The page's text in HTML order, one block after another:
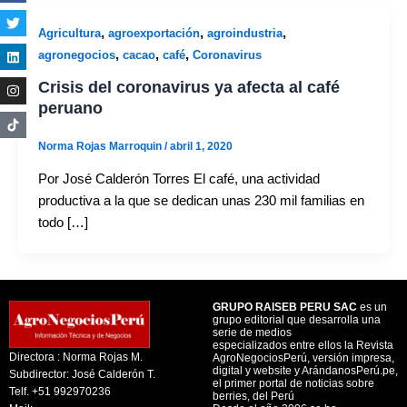
Agricultura, agroexportación, agroindustria,
agronegocios, cacao, café, Coronavirus
Crisis del coronavirus ya afecta al café
peruano
Norma Rojas Marroquin /abril 1, 2020
Por José Calderón Torres El café, una actividad
productiva a la que se dedican unas 230 mil familias en
todo […]
Directora : Norma Rojas M.
Subdirector: José Calderón T.
Telf. +51 992970236
GRUPO RAISEB PERU SAC es un
grupo editorial que desarrolla una
serie de medios
especializados entre ellos la Revista
AgroNegociosPerú, versión impresa,
digital y website y ArándanosPerú.pe,
el primer portal de noticias sobre
berries, del Perú